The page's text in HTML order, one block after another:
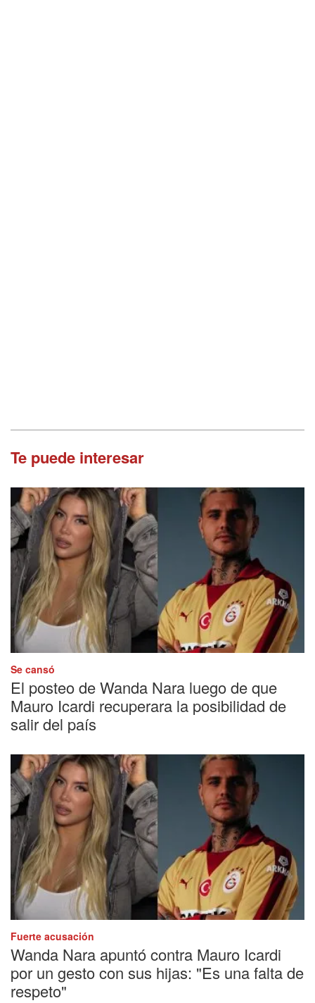
Te puede interesar
Se cansó
El posteo de Wanda Nara luego de que
Mauro Icardi recuperara la posibilidad de
salir del país
Fuerte acusación
Wanda Nara apuntó contra Mauro Icardi
por un gesto con sus hijas: "Es una falta de
respeto"